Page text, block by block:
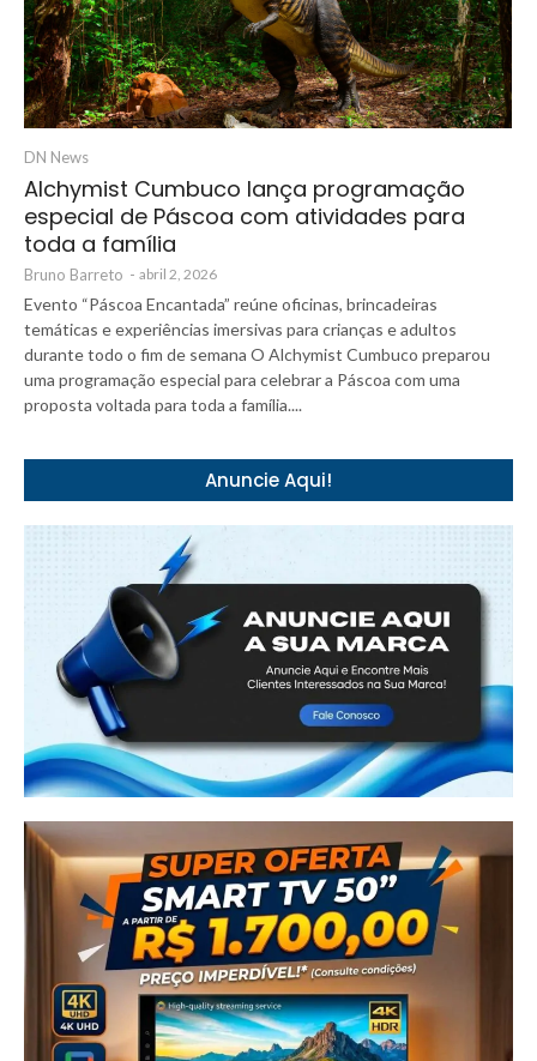
DN News
Alchymist Cumbuco lança programação
especial de Páscoa com atividades para
toda a família
Bruno Barreto - abril 2, 2026
Evento “Páscoa Encantada” reúne oficinas, brincadeiras
temáticas e experiências imersivas para crianças e adultos
durante todo o fim de semana O Alchymist Cumbuco preparou
uma programação especial para celebrar a Páscoa com uma
proposta voltada para toda a família....
Anuncie Aqui!